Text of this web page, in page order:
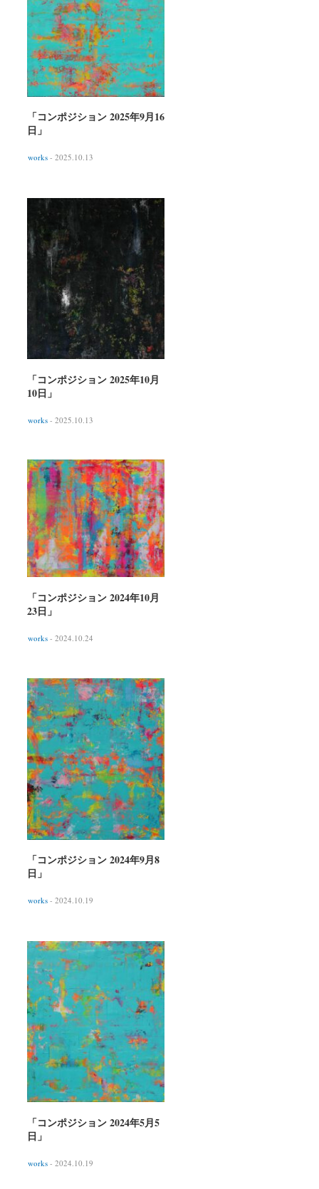
「コンポジション 2025年9月16
日」
works - 2025.10.13
「コンポジション 2025年10月
10日」
works - 2025.10.13
「コンポジション 2024年10月
23日」
works - 2024.10.24
「コンポジション 2024年9月8
日」
works - 2024.10.19
「コンポジション 2024年5月5
日」
works - 2024.10.19